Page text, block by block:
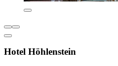
Hotel Höhlenstein